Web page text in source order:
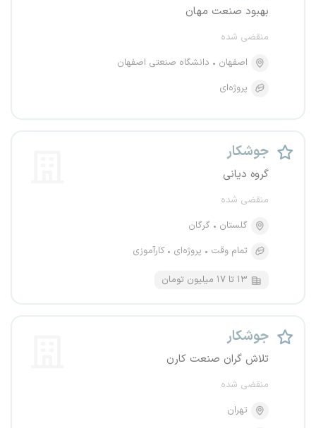
بهبود صنعت مهان
منقضی شده
اصفهان
دانشگاه صنعتی اصفهان
پروژه‌ای
جوشکار
گروه‌ دیانی
منقضی شده
گلستان
گرگان
تمام وقت
پروژه‌ای کارآموزی
۱۳ تا ۱۷ میلیون تومان
جوشکار
تلاش گران صنعت کارن
منقضی شده
تهران